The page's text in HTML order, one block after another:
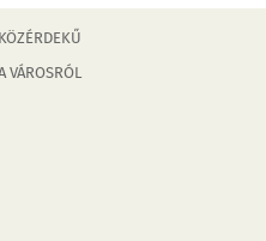
KÖZÉRDEKŰ
VÁROSRÓL